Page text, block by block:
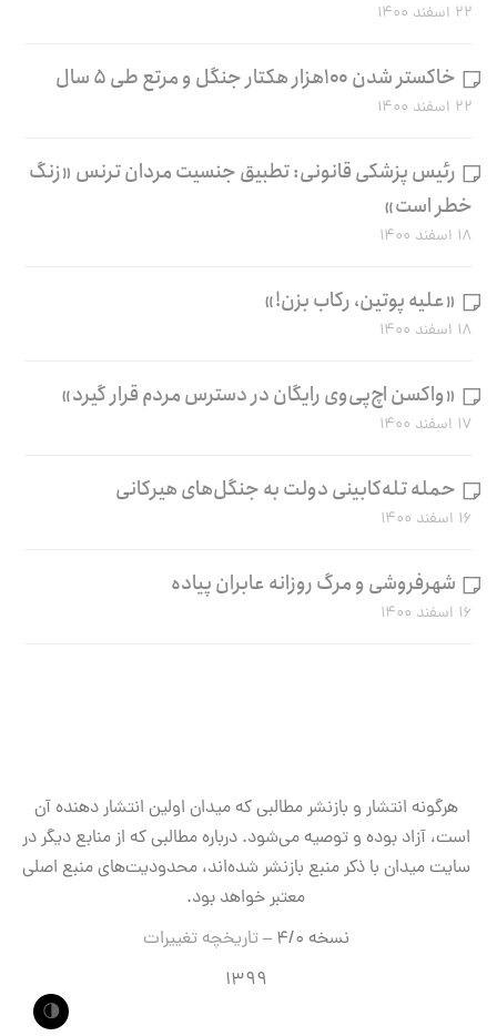
۲۲ اسفند ۱۴۰۰
خاکستر شدن ۱۰۰هزار هکتار جنگل و مرتع طی ۵ سال
۲۲ اسفند ۱۴۰۰
رئیس پزشکی قانونی: تطبیق جنسیت مردان ترنس «زنگ
خطر است»
۱۸ اسفند ۱۴۰۰
«علیه پوتین، رکاب بزن!»
۱۸ اسفند ۱۴۰۰
«واکسن اچ‌پی‌وی رایگان در دسترس مردم قرار گیرد»
۱۷ اسفند ۱۴۰۰
حمله تله‌کابینی دولت به جنگل‌های هیرکانی
۱۶ اسفند ۱۴۰۰
شهرفروشی و مرگ روزانه عابران پیاده
۱۶ اسفند ۱۴۰۰
هرگونه انتشار و بازنشر مطالبی که میدان اولین انتشار دهنده آن
است، آزاد بوده و توصیه می‌شود. درباره مطالبی که از منابع دیگر در
سایت میدان با ذکر منبع بازنشر شده‌اند، محدودیت‌های منبع اصلی
معتبر خواهد بود.
نسخه ۴/۰ –
تاریخچه تغییرات
۱۳۹۹
🌗